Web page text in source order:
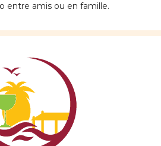
entre amis ou en famille.